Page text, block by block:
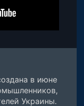
в июне
Украины.